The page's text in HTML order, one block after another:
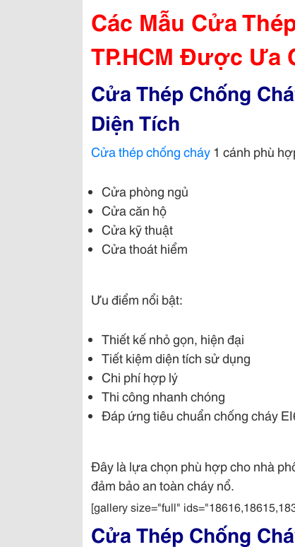
Các Mẫu Cửa
TP.HCM Được Ưa
Cửa Thép Chống
Diện Tích
Cửa thép chống cháy1 cánh phù
Cửa phòng ngủ
Cửa căn hộ
Cửa kỹ thuật
Cửa thoát hiểm
Ưu điểm nổi bật:
Thiết kế nhỏ gọn, hiện đại
Tiết kiệm diện tích sử dụng
Chi phí hợp lý
Thi công nhanh chóng
Đáp ứng tiêu chuẩn chống cháy
Đây là lựa chọn phù hợp cho nhà
đảm bảo an toàn cháy nổ.
[gallery size="full"
Cửa Thép Chống